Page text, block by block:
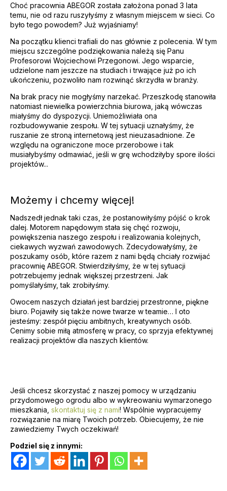
Choć pracownia ABEGOR została założona ponad 3 lata
temu, nie od razu ruszyłyśmy z własnym miejscem w sieci. Co
było tego powodem? Już wyjaśniamy!
Na początku klienci trafiali do nas głównie z polecenia. W tym
miejscu szczególne podziękowania należą się Panu
Profesorowi Wojciechowi Przegonowi. Jego wsparcie,
udzielone nam jeszcze na studiach i trwające już po ich
ukończeniu, pozwoliło nam rozwinąć skrzydła w branży.
Na brak pracy nie mogłyśmy narzekać. Przeszkodę stanowiła
natomiast niewielka powierzchnia biurowa, jaką wówczas
miałyśmy do dyspozycji. Uniemożliwiała ona
rozbudowywanie zespołu. W tej sytuacji uznałyśmy, że
ruszanie ze stroną internetową jest nieuzasadnione. Ze
względu na ograniczone moce przerobowe i tak
musiałybyśmy odmawiać, jeśli w grę wchodziłyby spore ilości
projektów...
Możemy i chcemy więcej!
Nadszedł jednak taki czas, że postanowiłyśmy pójść o krok
dalej. Motorem napędowym stała się chęć rozwoju,
powiększenia naszego zespołu i realizowania kolejnych,
ciekawych wyzwań zawodowych. Zdecydowałyśmy, że
poszukamy osób, które razem z nami będą chciały rozwijać
pracownię ABEGOR. Stwierdziłyśmy, że w tej sytuacji
potrzebujemy jednak większej przestrzeni. Jak
pomyślałyśmy, tak zrobiłyśmy.
Owocem naszych działań jest bardziej przestronne, piękne
biuro. Pojawiły się także nowe twarze w teamie… I oto
jesteśmy: zespół pięciu ambitnych, kreatywnych osób.
Cenimy sobie miłą atmosferę w pracy, co sprzyja efektywnej
realizacji projektów dla naszych klientów.
Jeśli chcesz skorzystać z naszej pomocy w urządzaniu
przydomowego ogrodu albo w wykreowaniu wymarzonego
mieszkania, skontaktuj się z nami! Wspólnie wypracujemy
rozwiązanie na miarę Twoich potrzeb. Obiecujemy, że nie
zawiedziemy Twych oczekiwań!
Podziel się z innymi: